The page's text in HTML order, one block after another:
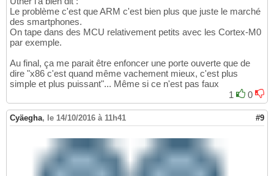
Le problème c'est que ARM c'est bien plus que juste le marché
des smartphones.
On tape dans des MCU relativement petits avec les Cortex-M0
par exemple.
Au final, ça me parait être enfoncer une porte ouverte que de
dire "x86 c'est quand même vachement mieux, c'est plus
simple et plus puissant"... Même si ce n'est pas faux
1
0
Cyäegha, le 14/10/2016 à 11h41 #9